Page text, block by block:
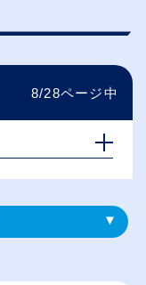
8/28ページ中